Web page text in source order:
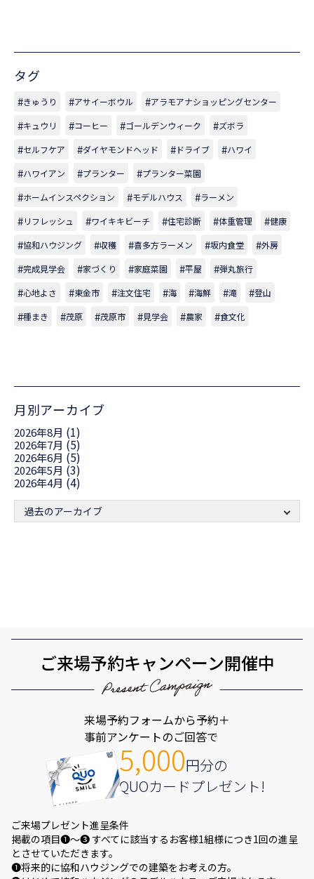
タグ
きゅうり アサイーボウル
アラモアナショッピングセンター
キュウリ
コーヒー ゴールデンウィーク
ズボラ
セルフケア
ダイヤモンドヘッド ドライブ
ハワイ
ハワイアン
プランター
プランター菜園
ホームインスペクション
モデルハウス
ラーメン
リフレッシュ
ワイキキビーチ 住宅診断 体重管理
健康
協和ハウジング
収穫 喜多方ラーメン 坂内食堂
外房
完成見学会
家づくり 家庭菜園 平屋
弾丸旅行
心地よさ
東金市 注文住宅 海 海鮮 滝
登山
種まき
茂原 茂原市 見学会 農家 食文化
月別アーカイブ
2026年8月 (1)
2026年7月 (5)
2026年6月 (5)
2026年5月 (3)
2026年4月 (4)
過去のアーカイブ
ご来場予約キャンペーン開催中
5,000円分の
QUOカードプレゼント!
来場予約フォームから予約＋
事前アンケートのご回答で
ご来場プレゼント進呈条件
掲載の項目❶～❸ すべてに該当するお客様1組様につき1回の進呈
とさせていただきます。
❶将来的に協和ハウジングでの建築をお考えの方。